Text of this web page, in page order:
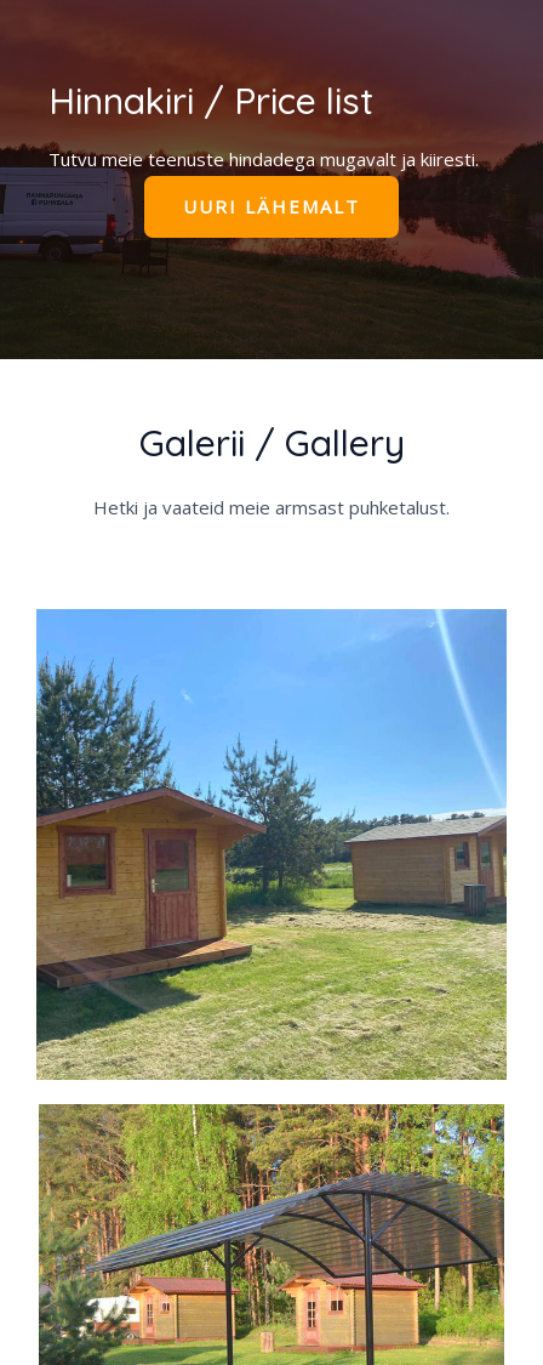
Hinnakiri / Price list
Tutvu meie teenuste hindadega mugavalt ja kiiresti.
UURI LÄHEMALT
Galerii / Gallery​
Hetki ja vaateid meie armsast puhketalust.